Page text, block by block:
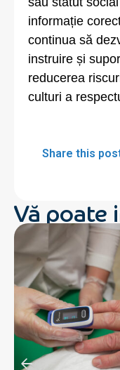
informație
continua să
instruire și
reducerea
culturi a
Share this
Vă poate